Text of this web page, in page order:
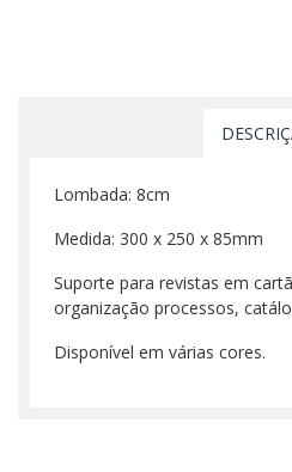
Lombada: 8cm
Medida: 300 x 250 x 85mm
Suporte para revistas em
organização processos,
Disponível em várias cores.